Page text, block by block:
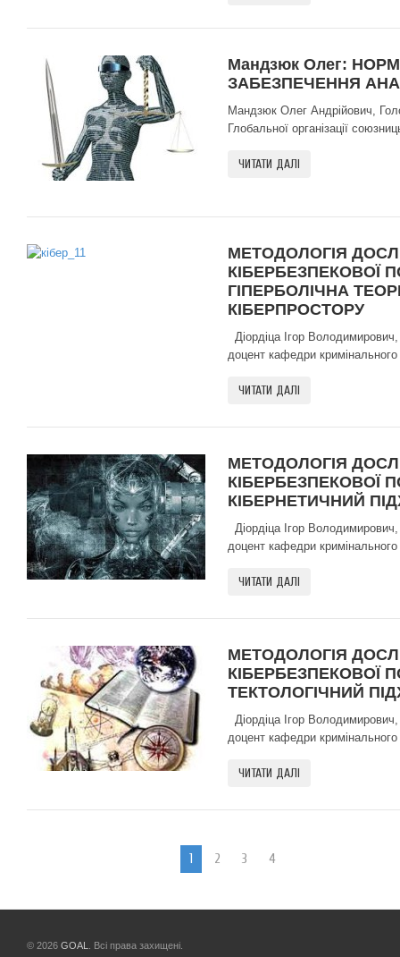
Мандзюк Олег:
ЗАБЕЗПЕЧЕННЯ
Мандзюк Олег Андрійович,
Глобальної організації
ЧИТАТИ ДАЛІ
МЕТОДОЛОГІЯ
КІБЕРБЕЗПЕКОВОЇ
ГІПЕРБОЛІЧНА
КІБЕРПРОСТОРУ
Діордіца Ігор
доцент кафедри
ЧИТАТИ ДАЛІ
МЕТОДОЛОГІЯ
КІБЕРБЕЗПЕКОВОЇ
КІБЕРНЕТИЧНИЙ
Діордіца Ігор
доцент кафедри
ЧИТАТИ ДАЛІ
МЕТОДОЛОГІЯ
КІБЕРБЕЗПЕКОВОЇ
ТЕКТОЛОГІЧНИЙ
Діордіца Ігор
доцент кафедри
ЧИТАТИ ДАЛІ
1 2 3 4
© 2026 GOAL . Всі права захищені.